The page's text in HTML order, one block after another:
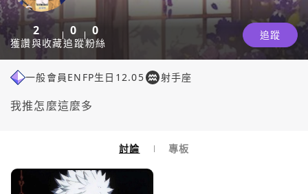
2
獲讚與收藏
0
追蹤
0
粉絲
追蹤
一般會員 ENFP生日 12.05 射手座
我推怎麼這麼多
討論 專板